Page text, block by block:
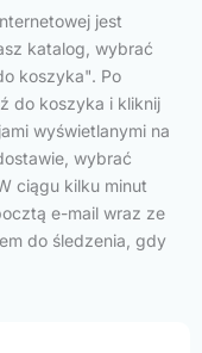
jest
katalog, wybrać
koszyka". Po
do koszyka i kliknij
wyświetlanymi na
wybrać
ciągu kilku minut
e-mail wraz ze
do śledzenia, gdy